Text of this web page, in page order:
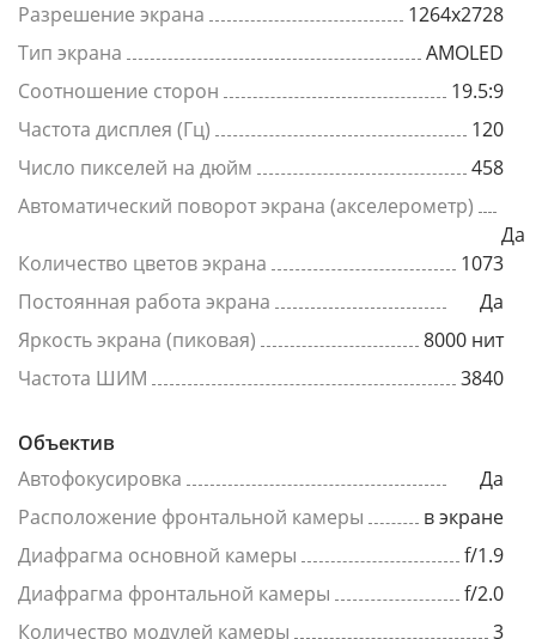
Разрешение экрана
1264x2728
Тип экрана
AMOLED
Соотношение сторон
19.5:9
Частота дисплея (Гц)
120
Число пикселей на дюйм
458
Автоматический поворот экрана (акселерометр)
Да
Количество цветов экрана
1073
Постоянная работа экрана
Да
Яркость экрана (пиковая)
8000 нит
Частота ШИМ
3840
Объектив
Автофокусировка
Да
Расположение фронтальной камеры
в экране
Диафрагма основной камеры
f/1.9
Диафрагма фронтальной камеры
f/2.0
Количество модулей камеры
3